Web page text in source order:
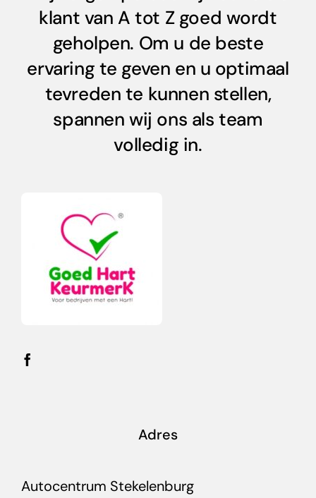
klant van A tot Z goed wordt
geholpen. Om u de beste
ervaring te geven en u optimaal
tevreden te kunnen stellen,
spannen wij ons als team
volledig in.
Adres
Autocentrum Stekelenburg